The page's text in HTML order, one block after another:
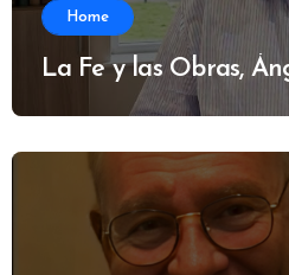
Home
La Fe y las Obras,